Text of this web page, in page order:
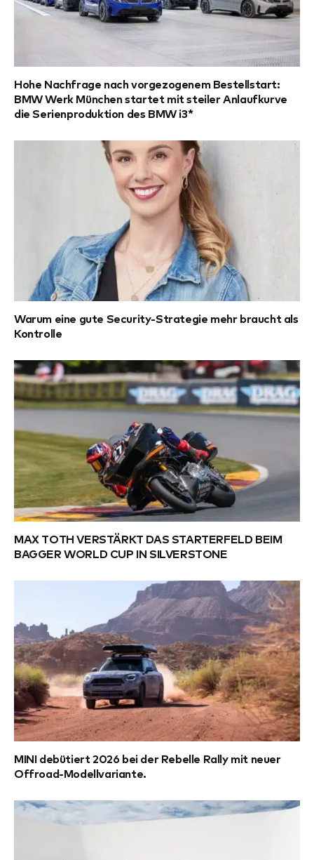
Hohe Nachfrage nach vorgezogenem Bestellstart:
BMW Werk München startet mit steiler Anlaufkurve
die Serienproduktion des BMW i3*
Warum eine gute Security-Strategie mehr braucht als
Kontrolle
MAX TOTH VERSTÄRKT DAS STARTERFELD BEIM
BAGGER WORLD CUP IN SILVERSTONE
MINI debütiert 2026 bei der Rebelle Rally mit neuer
Offroad-Modellvariante.